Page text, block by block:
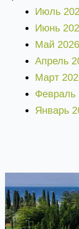
Июль
Июнь
Май 2026
Апрель
Март
Февраль
Январь